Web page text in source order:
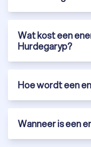
Wat kost een
Hurdegaryp?
Hoe wordt een
Wanneer is een